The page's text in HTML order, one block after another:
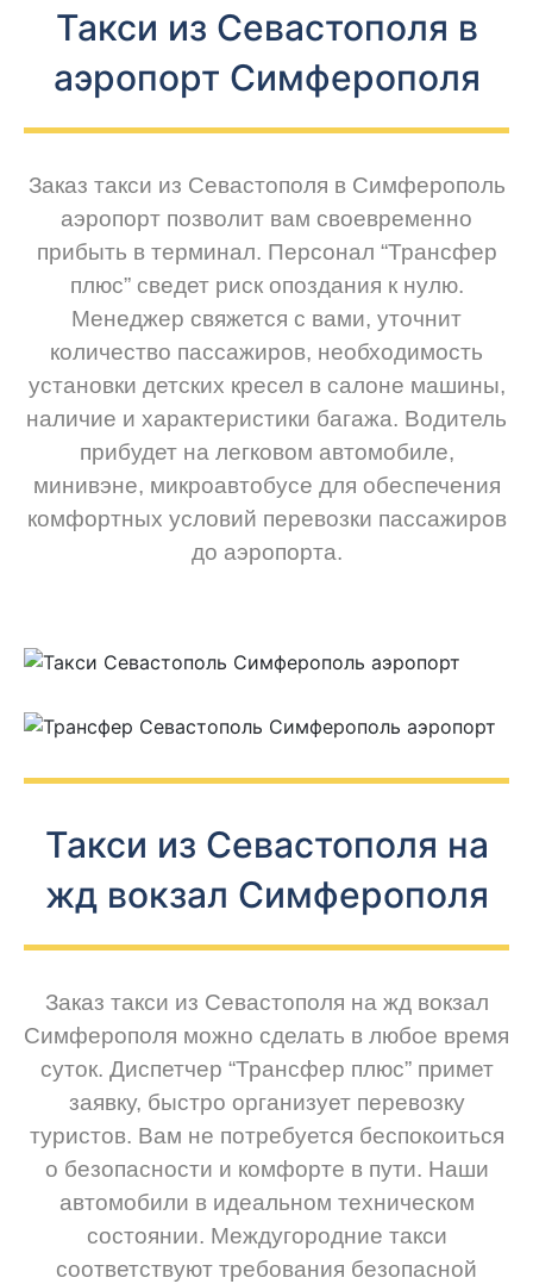
Такси из Севастополя в
аэропорт Симферополя
Заказ такси из Севастополя в Симферополь
аэропорт позволит вам своевременно
прибыть в терминал. Персонал “Трансфер
плюс” сведет риск опоздания к нулю.
Менеджер свяжется с вами, уточнит
количество пассажиров, необходимость
установки детских кресел в салоне машины,
наличие и характеристики багажа. Водитель
прибудет на легковом автомобиле,
минивэне, микроавтобусе для обеспечения
комфортных условий перевозки пассажиров
до аэропорта.
Такси из Севастополя на
жд вокзал Симферополя
Заказ такси из Севастополя на жд вокзал
Симферополя можно сделать в любое время
суток. Диспетчер “Трансфер плюс” примет
заявку, быстро организует перевозку
туристов. Вам не потребуется беспокоиться
о безопасности и комфорте в пути. Наши
автомобили в идеальном техническом
состоянии. Междугородние такси
соответствуют требования безопасной